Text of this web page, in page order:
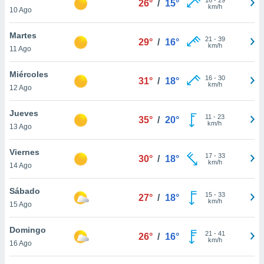
más
nuestra
y
de
disponible
cookies
aceptar
10 Ago
26° / 15°
km/h
Martes
11 Ago
29° / 16° 21 - 39
km/h
Miércoles
12 Ago
31° / 18° 16- 30
km/h
Jueves
13 Ago
35° / 20° 11 - 23
km/h
Viernes
14 Ago
30° / 18° 17- 33
km/h
Sábado
15 Ago
27° / 18° 15- 33
km/h
Domingo
16 Ago
26° / 16° 21 - 41
km/h